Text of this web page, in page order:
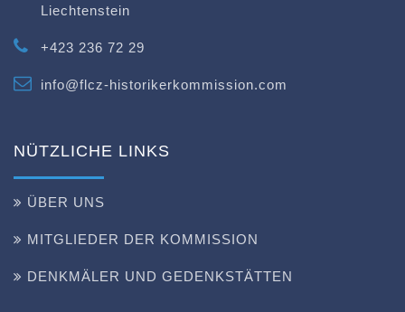
Liechtenstein
+423 236 72 29
info@flcz-historikerkommission.com
NÜTZLICHE LINKS
ÜBER UNS
MITGLIEDER DER KOMMISSION
DENKMÄLER UND GEDENKSTÄTTEN